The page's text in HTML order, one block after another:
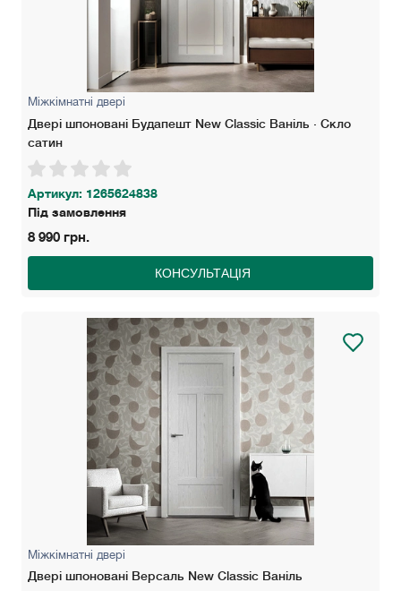
Міжкімнатні двері
Двері шпоновані Будапешт New Classic Ваніль · Скло
сатин
Артикул: 1265624838
Під замовлення
8 990 грн.
КОНСУЛЬТАЦІЯ
Міжкімнатні двері
Двері шпоновані Версаль New Classic Ваніль